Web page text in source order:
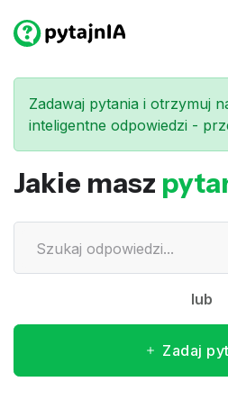
Zadawaj pytania i otrzymuj
inteligentne odpowiedzi -
Jakie masz
lub
Zadaj